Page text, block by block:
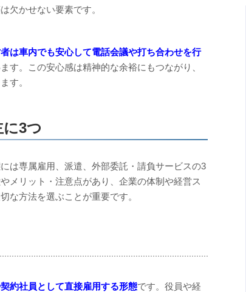
欠かせない要素です。
は車内でも安心して電話会議や打ち合わせを行
す。この安心感は精神的な余裕にもつながり、
す。
3つ
は専属雇用、派遣、外部委託・請負サービスの3
メリット・注意点があり、企業の体制や経営ス
な方法を選ぶことが重要です。
約社員として直接雇用する形態です。役員や経